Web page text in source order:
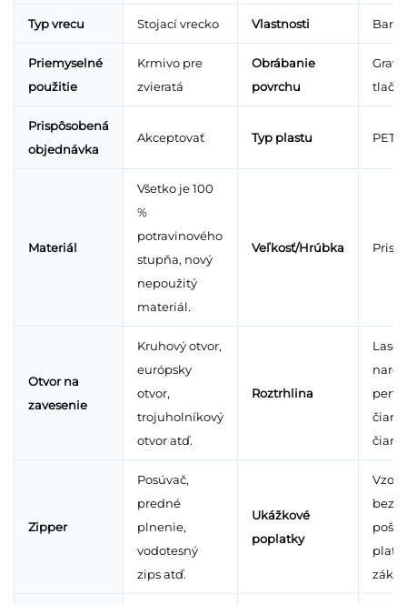
Typ vrecu Stojací vrecko Vlastnosti
Priemyselné
použitie
Krmivo pre
zvieratá
Obrábanie
povrchu
Prispôsobená
objednávka
Akceptovať Typ plastu PET/
Materiál
Všetko je 100
%
potravinového
stupňa, nový
nepoužitý
materiál.
Veľkosť/Hrúbka
Otvor na
zavesenie
Kruhový otvor,
európsky
otvor,
trojuholníkový
otvor atď.
Roztrhlina
čiara,
čiara
Zipper
Posúvač,
predné
plnenie,
vodotesný
zips atď.
Ukážkové
poplatky
platí